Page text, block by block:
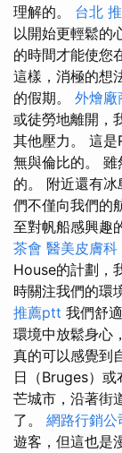
理解的。 台北
以開始更輕鬆的
的時間才能使您
這樣，消極的想
的假期。 外燴廠
或徒勞地離開，
其他壓力。 這
無與倫比的。
的。 附近還有
們不僅向我們的
至對帆船感興趣
茶會 醫美皮膚科
House的計劃，
時關注我們的環
推薦ptt 我們舒
環境中放鬆身心
真的可以感覺到
日（Bruges）
芒城市，沿著街
了。 網路行銷公
遊客，但這也是